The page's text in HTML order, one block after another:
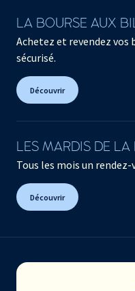
LA BOURSE AUX
Achetez et revendez vos
sécurisé.
Découvrir
LES MARDIS DE
Tous les mois un rendez-
Découvrir